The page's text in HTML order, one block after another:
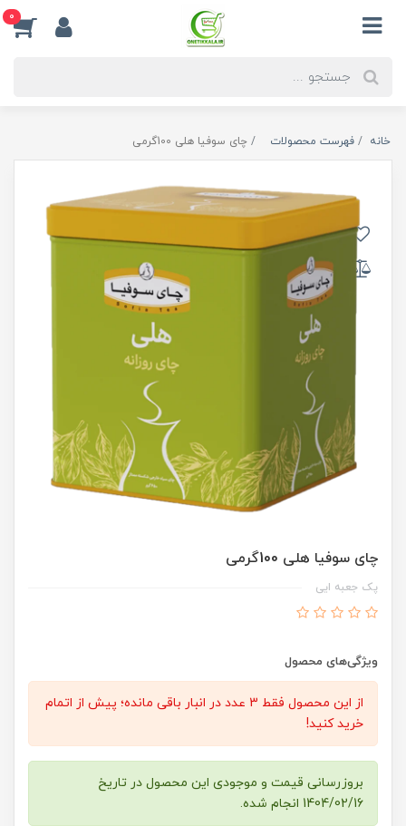
0
خانه فهرست محصولات چای سوفیا هلی 100گرمی
چای سوفیا هلی 100گرمی
پک جعبه ایی
ویژگی‌های محصول
از این محصول فقط 3 عدد در انبار باقی مانده؛ پیش از اتمام
خرید کنید!
بروزرسانی قیمت و موجودی این محصول در تاریخ
1404/02/16 انجام شده.